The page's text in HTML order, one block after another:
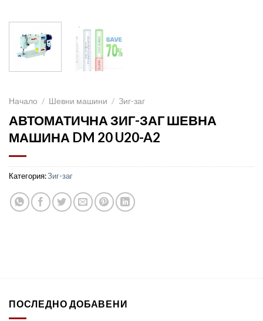
Начало / Шевни машини / Зиг-заг
АВТОМАТИЧНА ЗИГ-ЗАГ ШЕВНА
МАШИНА DM 20 U20-A2
Категория:Зиг-заг
ПОСЛЕДНО ДОБАВЕНИ